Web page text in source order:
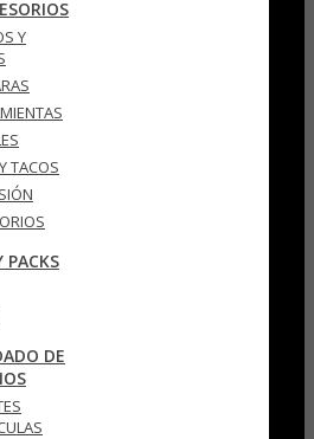
Y
TACOS
PACKS
DE